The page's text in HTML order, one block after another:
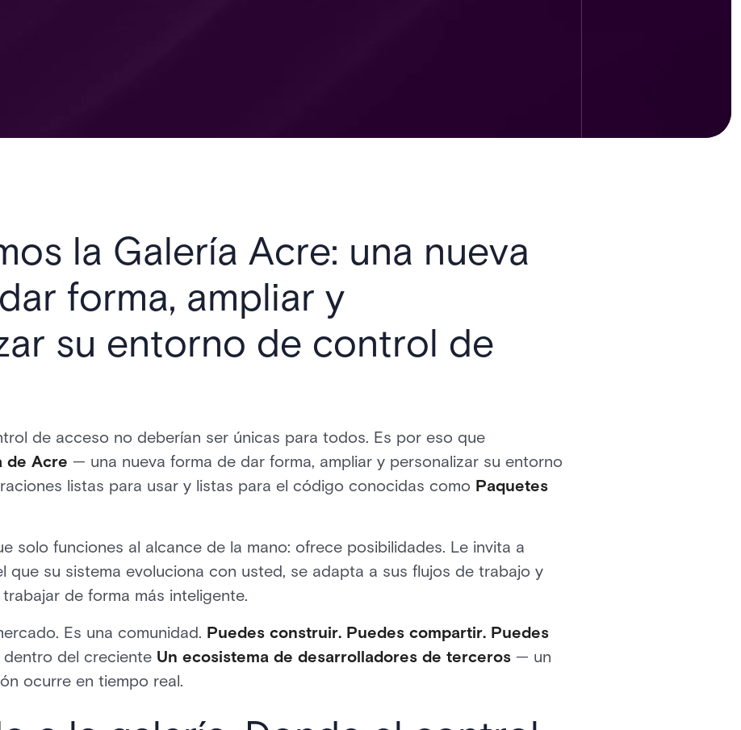
la Galería Acre: una nueva
forma, ampliar y
su entorno de control de
de acceso no deberían ser únicas para todos. Es por eso que
de Acre — una nueva forma de dar forma, ampliar y personalizar su entorno
listas para usar y listas para el código conocidas como Paquetes
solo funciones al alcance de la mano: ofrece posibilidades. Le invita a
que su sistema evoluciona con usted, se adapta a sus flujos de trabajo y
de forma más inteligente.
Es una comunidad. Puedes construir. Puedes compartir. Puedes
del creciente Un ecosistema de desarrolladores de terceros — un
ocurre en tiempo real.